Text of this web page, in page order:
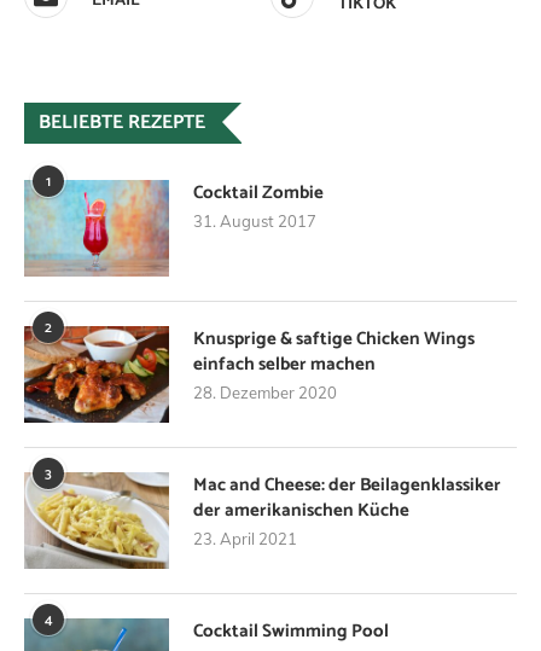
BELIEBTE REZEPTE
1 Cocktail Zombie
31. August 2017
2
Knusprige & saftige Chicken Wings
einfach selber machen
28. Dezember 2020
3
Mac and Cheese: der Beilagenklassiker
der amerikanischen Küche
23. April 2021
4 Cocktail Swimming Pool